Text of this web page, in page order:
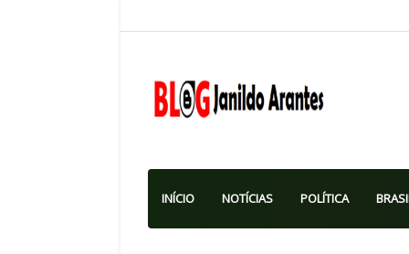
INÍCIO NOTÍCIAS POLÍTICA